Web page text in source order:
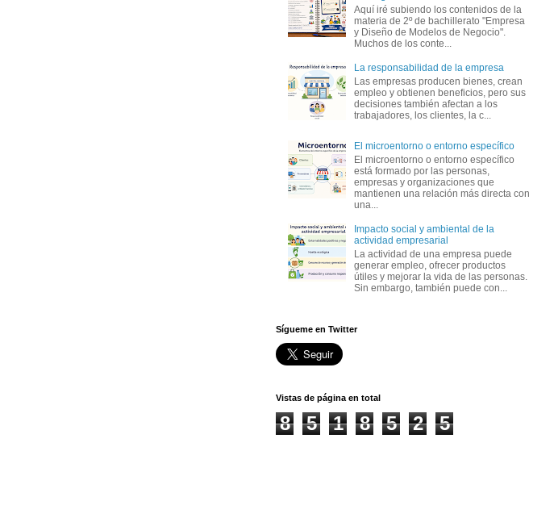
Aquí iré subiendo los contenidos de la
materia de 2º de bachillerato "Empresa
y Diseño de Modelos de Negocio".
Muchos de los conte...
La responsabilidad de la empresa
Las empresas producen bienes, crean
empleo y obtienen beneficios, pero sus
decisiones también afectan a los
trabajadores, los clientes, la c...
El microentorno o entorno específico
El microentorno o entorno específico
está formado por las personas,
empresas y organizaciones que
mantienen una relación más directa con
una...
Impacto social y ambiental de la
actividad empresarial
La actividad de una empresa puede
generar empleo, ofrecer productos
útiles y mejorar la vida de las personas.
Sin embargo, también puede con...
Sígueme en Twitter
Vistas de página en total
8 5 1 8 5 2 5